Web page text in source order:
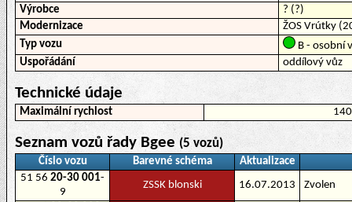
Výrobce
? (?)
Modernizace
ŽOS Vrútky
Typ vozu
B - osobní
Uspořádání
oddílový vůz
Technické údaje
Maximální rychlost 140
Seznam vozů řady Bgee (5 vozů)
Číslo vozu Barevné schéma
Aktualizace
51 56 20-30 001-
9
ZSSK blonski 16.07.2013
Zvolen